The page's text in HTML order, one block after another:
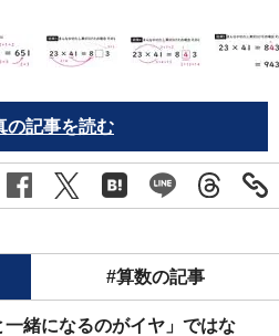
の記事を読む
#算数の記事
一緒になるのがイヤ」ではな